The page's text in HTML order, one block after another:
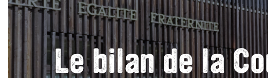
Le bilan de la